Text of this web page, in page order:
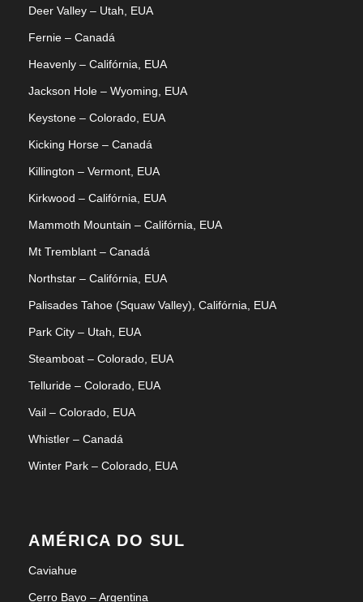
Deer Valley – Utah, EUA
Fernie – Canadá
Heavenly – Califórnia, EUA
Jackson Hole – Wyoming, EUA
Keystone – Colorado, EUA
Kicking Horse – Canadá
Killington – Vermont, EUA
Kirkwood – Califórnia, EUA
Mammoth Mountain – Califórnia, EUA
Mt Tremblant – Canadá
Northstar – Califórnia, EUA
Palisades Tahoe (Squaw Valley), Califórnia, EUA
Park City – Utah, EUA
Steamboat – Colorado, EUA
Telluride – Colorado, EUA
Vail – Colorado, EUA
Whistler – Canadá
Winter Park – Colorado, EUA
AMÉRICA DO SUL
Caviahue
Cerro Bayo – Argentina